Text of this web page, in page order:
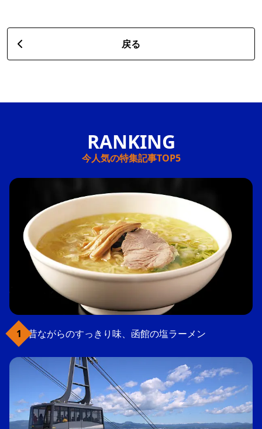
戻る
今人気の特集記事TOP5
昔ながらのすっきり味、函館の塩ラーメン